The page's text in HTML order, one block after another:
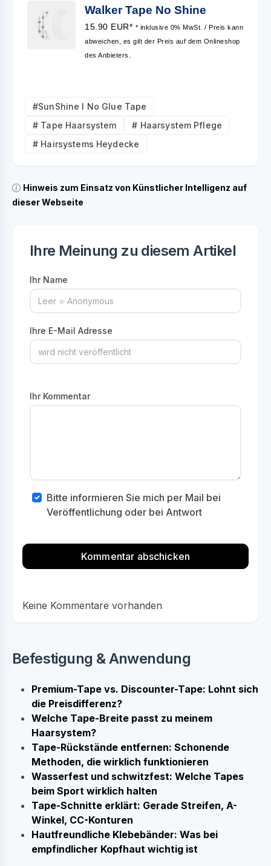
Walker Tape No Shine
15.90 EUR* * inklusive 0% MwSt. / Preis kann
abweichen, es gilt der Preis auf dem Onlineshop
des Anbieters.
#SunShine I No Glue Tape
# Tape Haarsystem
# Haarsystem Pflege
# Hairsystems Heydecke
Hinweis zum Einsatz von Künstlicher Intelligenz auf
dieser Webseite
Ihre Meinung zu diesem Artikel
Ihr Name
Ihre E-Mail Adresse
Ihr Kommentar
Bitte informieren Sie mich per Mail bei
Veröffentlichung oder bei Antwort
Keine Kommentare vorhanden
Befestigung & Anwendung
Premium-Tape vs. Discounter-Tape: Lohnt sich
die Preisdifferenz?
Welche Tape-Breite passt zu meinem
Haarsystem?
Tape-Rückstände entfernen: Schonende
Methoden, die wirklich funktionieren
Wasserfest und schwitzfest: Welche Tapes
beim Sport wirklich halten
Tape-Schnitte erklärt: Gerade Streifen, A-
Winkel, CC-Konturen
Hautfreundliche Klebebänder: Was bei
empfindlicher Kopfhaut wichtig ist